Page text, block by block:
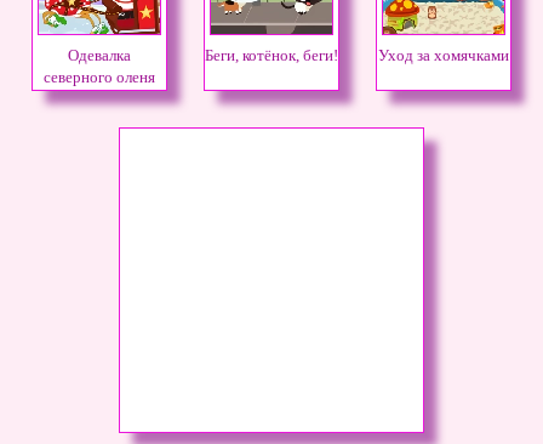
Одевалка
северного оленя
Беги, котёнок, беги! Уход за хомячками